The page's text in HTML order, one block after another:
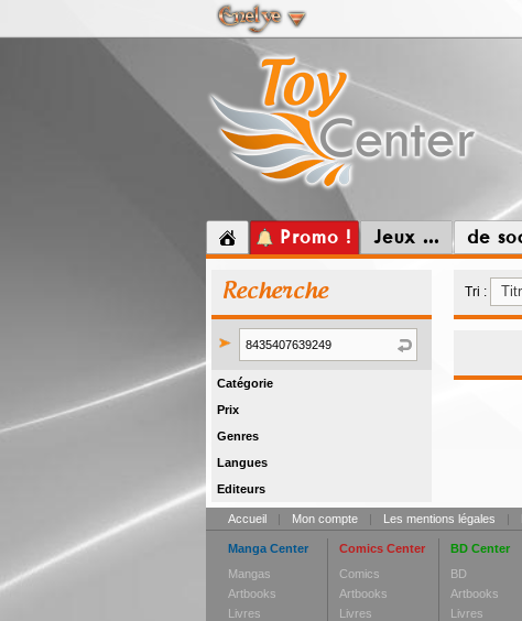
Promo ! Jeux ... de
Recherche
Catégorie
Prix
Genres
Langues
Editeurs
Tri :
Accueil | Mon compte | Les mentions légales |
Manga Center
Mangas
Artbooks
Livres
Comics Center
Comics
Artbooks
Livres
BD Center
BD
Artbooks
Livres